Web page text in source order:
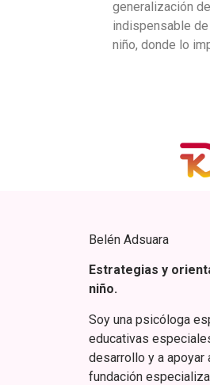
generalización
indispensable
niño, donde lo
Belén Adsuara
Estrategias y
niño.
Soy una psicóloga
educativas
desarrollo y a apoyar
fundación